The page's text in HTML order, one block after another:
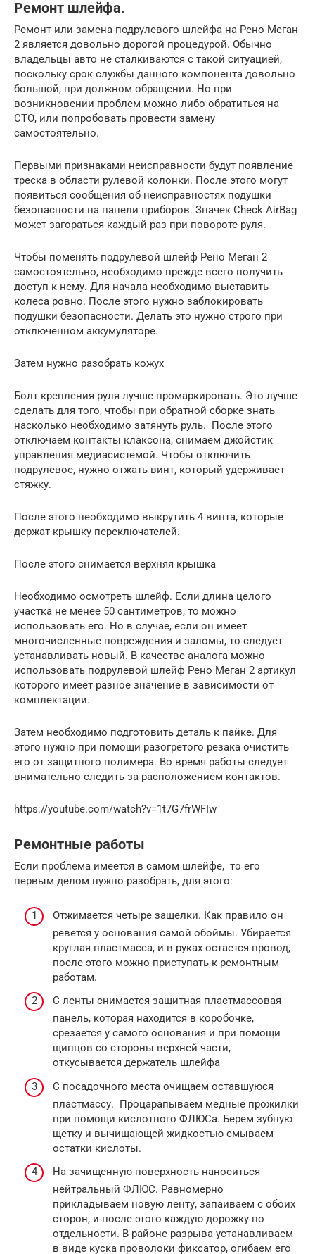
Ремонт шлейфа.
Ремонт или замена подрулевого шлейфа на Рено Меган
2 является довольно дорогой процедурой. Обычно
владельцы авто не сталкиваются с такой ситуацией,
поскольку срок службы данного компонента довольно
большой, при должном обращении. Но при
возникновении проблем можно либо обратиться на
СТО, или попробовать провести замену
самостоятельно.
Первыми признаками неисправности будут появление
треска в области рулевой колонки. После этого могут
появиться сообщения об неисправностях подушки
безопасности на панели приборов. Значек Check AirBag
может загораться каждый раз при повороте руля.
Чтобы поменять подрулевой шлейф Рено Меган 2
самостоятельно, необходимо прежде всего получить
доступ к нему. Для начала необходимо выставить
колеса ровно. После этого нужно заблокировать
подушки безопасности. Делать это нужно строго при
отключенном аккумуляторе.
Затем нужно разобрать кожух
Болт крепления руля лучше промаркировать. Это лучше
сделать для того, чтобы при обратной сборке знать
насколько необходимо затянуть руль. После этого
отключаем контакты клаксона, снимаем джойстик
управления медиасистемой. Чтобы отключить
подрулевое, нужно отжать винт, который удерживает
стяжку.
После этого необходимо выкрутить 4 винта, которые
держат крышку переключателей.
После этого снимается верхняя крышка
Необходимо осмотреть шлейф. Если длина целого
участка не менее 50 сантиметров, то можно
использовать его. Но в случае, если он имеет
многочисленные повреждения и заломы, то следует
устанавливать новый. В качестве аналога можно
использовать подрулевой шлейф Рено Меган 2 артикул
которого имеет разное значение в зависимости от
комплектации.
Затем необходимо подготовить деталь к пайке. Для
этого нужно при помощи разогретого резака очистить
его от защитного полимера. Во время работы следует
внимательно следить за расположением контактов.
https://youtube.com/watch?v=1t7G7frWFIw
Ремонтные работы
Если проблема имеется в самом шлейфе, то его
первым делом нужно разобрать, для этого:
Отжимается четыре защелки. Как правило он
ревется у основания самой обоймы. Убирается
круглая пластмасса, и в руках остается провод,
после этого можно приступать к ремонтным
работам.
С ленты снимается защитная пластмассовая
панель, которая находится в коробочке,
срезается у самого основания и при помощи
щипцов со стороны верхней части,
откусывается держатель шлейфа
С посадочного места очищаем оставшуюся
пластмассу. Процарапываем медные прожилки
при помощи кислотного ФЛЮСа. Берем зубную
щетку и вычищающей жидкостью смываем
остатки кислоты.
На зачищенную поверхность наноситься
нейтральный ФЛЮС. Равномерно
прикладываем новую ленту, запаиваем с обоих
сторон, и после этого каждую дорожку по
отдельности. В районе разрыва устанавливаем
в виде куска проволоки фиксатор, огибаем его